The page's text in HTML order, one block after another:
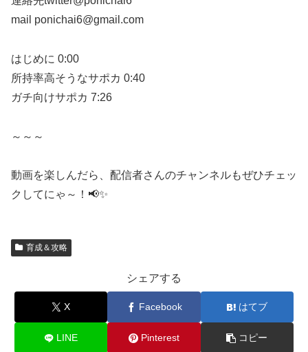
mail ponichai6@gmail.com
はじめに 0:00
所持率高そうなサポカ 0:40
ガチ向けサポカ 7:26
～～～
動画を楽しんだら、配信者さんのチャンネルもぜひチェッ
クしてにゃ～！📢✨
育成＆攻略
シェアする
X Facebook はてブ
LINE Pinterest コピー